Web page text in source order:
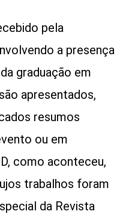
pela
a presença
graduação em
apresentados,
resumos
ou em
como aconteceu,
trabalhos foram
da Revista